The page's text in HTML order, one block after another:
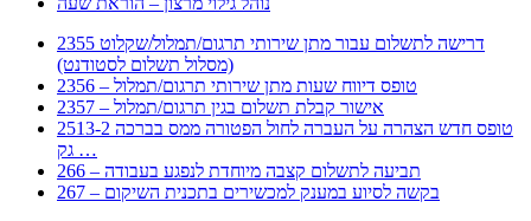
2355 דרישה לתשלום עבור מתן שירותי תרגום/תמלול/שקלוט
(מסלול תשלום לסטודנט)
2356 – טופס דיווח שעות מתן שירותי תרגום/תמלול
2357 – אישור קבלת תשלום בגין תרגום/תמלול
2513-2 טופס חדש הצהרה על העברה לחול הפטורה ממס בברכה
גק …
266 – תביעה לתשלום קצבה מיוחדת לנפגע בעבודה
267 – בקשה לסיוע במענק למכשירים בתכנית השיקום